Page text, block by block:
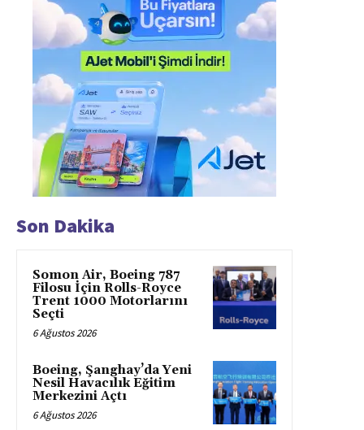
Son Dakika
Somon Air, Boeing 787
Filosu İçin Rolls-Royce
Trent 1000 Motorlarını
Seçti
6 Ağustos 2026
Boeing, Şanghay’da Yeni
Nesil Havacılık Eğitim
Merkezini Açtı
6 Ağustos 2026